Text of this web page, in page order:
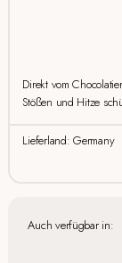
Direkt vom
Stößen und Hitze
Lieferland: Germany
Auch verfügbar in: